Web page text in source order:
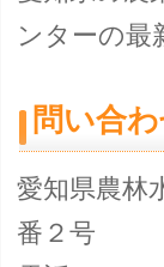
ンターの最
問い合
愛知県農林
番２号